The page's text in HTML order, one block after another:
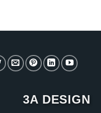
3A DESIGN